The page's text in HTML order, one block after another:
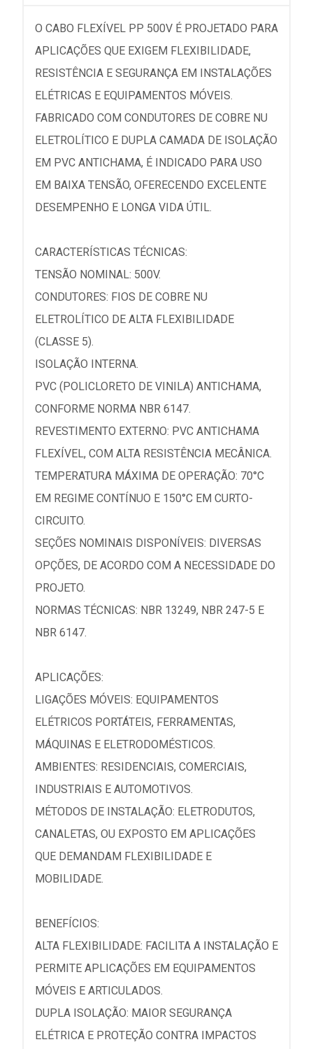
O CABO FLEXÍVEL PP 500V É PROJETADO PARA
APLICAÇÕES QUE EXIGEM FLEXIBILIDADE,
RESISTÊNCIA E SEGURANÇA EM INSTALAÇÕES
ELÉTRICAS E EQUIPAMENTOS MÓVEIS.
FABRICADO COM CONDUTORES DE COBRE NU
ELETROLÍTICO E DUPLA CAMADA DE ISOLAÇÃO
EM PVC ANTICHAMA, É INDICADO PARA USO
EM BAIXA TENSÃO, OFERECENDO EXCELENTE
DESEMPENHO E LONGA VIDA ÚTIL.
CARACTERÍSTICAS TÉCNICAS:
TENSÃO NOMINAL: 500V.
CONDUTORES: FIOS DE COBRE NU
ELETROLÍTICO DE ALTA FLEXIBILIDADE
(CLASSE 5).
ISOLAÇÃO INTERNA.
PVC (POLICLORETO DE VINILA) ANTICHAMA,
CONFORME NORMA NBR 6147.
REVESTIMENTO EXTERNO: PVC ANTICHAMA
FLEXÍVEL, COM ALTA RESISTÊNCIA MECÂNICA.
TEMPERATURA MÁXIMA DE OPERAÇÃO: 70°C
EM REGIME CONTÍNUO E 150°C EM CURTO-
CIRCUITO.
SEÇÕES NOMINAIS DISPONÍVEIS: DIVERSAS
OPÇÕES, DE ACORDO COM A NECESSIDADE DO
PROJETO.
NORMAS TÉCNICAS: NBR 13249, NBR 247-5 E
NBR 6147.
APLICAÇÕES:
LIGAÇÕES MÓVEIS: EQUIPAMENTOS
ELÉTRICOS PORTÁTEIS, FERRAMENTAS,
MÁQUINAS E ELETRODOMÉSTICOS.
AMBIENTES: RESIDENCIAIS, COMERCIAIS,
INDUSTRIAIS E AUTOMOTIVOS.
MÉTODOS DE INSTALAÇÃO: ELETRODUTOS,
CANALETAS, OU EXPOSTO EM APLICAÇÕES
QUE DEMANDAM FLEXIBILIDADE E
MOBILIDADE.
BENEFÍCIOS:
ALTA FLEXIBILIDADE: FACILITA A INSTALAÇÃO E
PERMITE APLICAÇÕES EM EQUIPAMENTOS
MÓVEIS E ARTICULADOS.
DUPLA ISOLAÇÃO: MAIOR SEGURANÇA
ELÉTRICA E PROTEÇÃO CONTRA IMPACTOS